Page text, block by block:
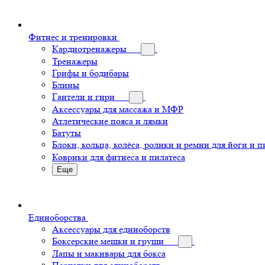
Фитнес и тренировки
Кардиотренажеры
Тренажеры
Грифы и бодибары
Блины
Гантели и гири
Аксессуары для массажа и МФР
Атлетические пояса и лямки
Батуты
Блоки, кольца, колёса, ролики и ремни для йоги и
Коврики для фитнеса и пилатеса
Еще
Единоборства
Аксессуары для единоборств
Боксерские мешки и груши
Лапы и макивары для бокса